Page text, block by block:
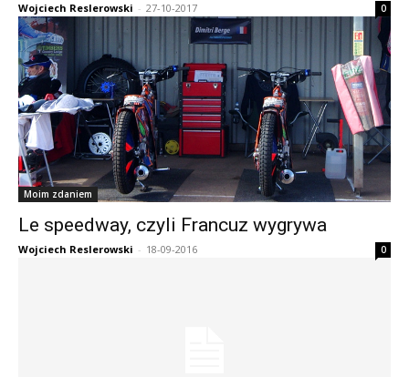
Wojciech Reslerowski - 27-10-2017 0
Moim zdaniem
Le speedway, czyli Francuz wygrywa
Wojciech Reslerowski - 18-09-2016 0